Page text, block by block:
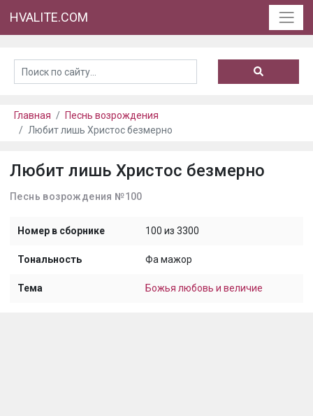
HVALITE.COM
Главная
Песнь возрождения
Любит лишь Христос безмерно
Любит лишь Христос безмерно
Песнь возрождения №100
Номер в сборнике 100 из 3300
Тональность Фа мажор
Тема Божья любовь и величие